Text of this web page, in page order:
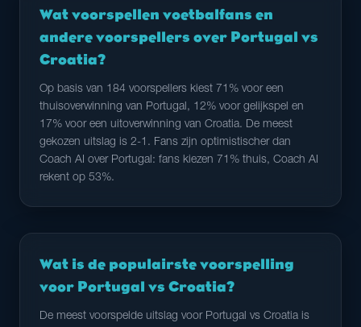
Wat voorspellen voetbalfans en
andere voorspellers over Portugal vs
Croatia?
Op basis van 184 voorspellers kiest 71% voor een
thuisoverwinning van Portugal, 12% voor gelijkspel en
17% voor een uitoverwinning van Croatia. De meest
gekozen uitslag is 2-1. Fans zijn optimistischer dan
Coach AI over Portugal: fans kiezen 71% thuis, Coach AI
rekent op 53%.
Wat is de populairste voorspelling
voor Portugal vs Croatia?
De meest voorspelde uitslag voor Portugal vs Croatia is